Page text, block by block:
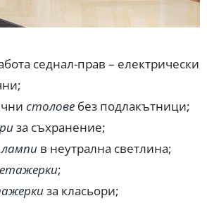
седнал-прав – електрически
столовебез подлакътници;
за съхранение;
лампив неутрална светлина;
етажерки;
за класьори;